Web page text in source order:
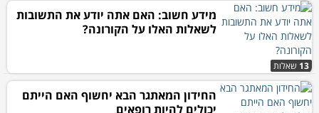
13 שאלות
מידע חשוב: האם אתה יודע את התשובות
לשאלות האלו על הקורונה?
החידון המאתגר הבא יחשוף האם הייתם
יכולים להיות רופאים